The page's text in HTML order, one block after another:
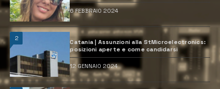
6 FEBBRAIO 2024
2
Catania | Assunzioni alla StMicroelectronics:
posizioni aperte e come candidarsi
12 GENNAIO 2024